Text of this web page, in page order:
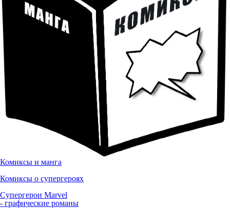
Комиксы и манга
Комиксы о супергероях
Супергерои Marvel
- графические романы